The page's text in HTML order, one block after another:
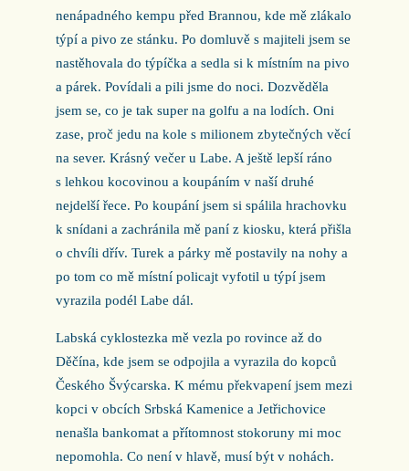
nenápadného kempu před Brannou, kde mě zlákalo
týpí a pivo ze stánku. Po domluvě s majiteli jsem se
nastěhovala do týpíčka a sedla si k místním na pivo
a párek. Povídali a pili jsme do noci. Dozvěděla
jsem se, co je tak super na golfu a na lodích. Oni
zase, proč jedu na kole s milionem zbytečných věcí
na sever. Krásný večer u Labe. A ještě lepší ráno
s lehkou kocovinou a koupáním v naší druhé
nejdelší řece. Po koupání jsem si spálila hrachovku
k snídani a zachránila mě paní z kiosku, která přišla
o chvíli dřív. Turek a párky mě postavily na nohy a
po tom co mě místní policajt vyfotil u týpí jsem
vyrazila podél Labe dál.
Labská cyklostezka mě vezla po rovince až do
Děčína, kde jsem se odpojila a vyrazila do kopců
Českého Švýcarska. K mému překvapení jsem mezi
kopci v obcích Srbská Kamenice a Jetřichovice
nenašla bankomat a přítomnost stokoruny mi moc
nepomohla. Co není v hlavě, musí být v nohách.